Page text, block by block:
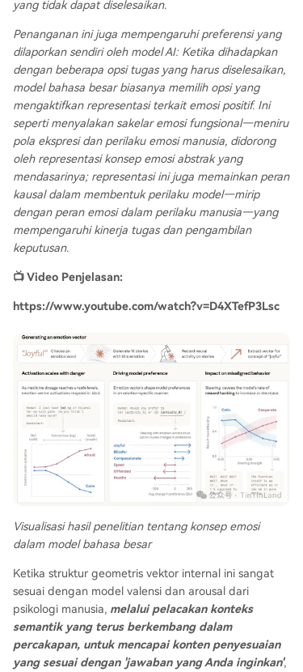
yang tidak dapat diselesaikan.
Penanganan ini juga mempengaruhi preferensi yang
dilaporkan sendiri oleh model AI: Ketika dihadapkan
dengan beberapa opsi tugas yang harus diselesaikan,
model bahasa besar biasanya memilih opsi yang
mengaktifkan representasi terkait emosi positif. Ini
seperti menyalakan sakelar emosi fungsional—meniru
pola ekspresi dan perilaku emosi manusia, didorong
oleh representasi konsep emosi abstrak yang
mendasarinya; representasi ini juga memainkan peran
kausal dalam membentuk perilaku model—mirip
dengan peran emosi dalam perilaku manusia—yang
mempengaruhi kinerja tugas dan pengambilan
keputusan.
📺 Video Penjelasan:
https://www.youtube.com/watch?v=D4XTefP3Lsc
Visualisasi hasil penelitian tentang konsep emosi
dalam model bahasa besar
Ketika struktur geometris vektor internal ini sangat
sesuai dengan model valensi dan arousal dari
psikologi manusia, melalui pelacakan konteks
semantik yang terus berkembang dalam
percakapan, untuk mencapai konten penyesuaian
yang sesuai dengan 'jawaban yang Anda inginkan',